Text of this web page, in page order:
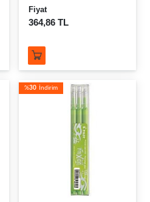
Fiyat
364,86 TL
%30 İndirim